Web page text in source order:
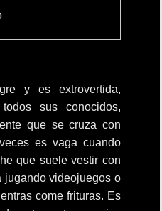
y es extrovertida,
sus conocidos,
que se cruza con
es vaga cuando
que suele vestir con
jugando videojuegos o
come frituras. Es